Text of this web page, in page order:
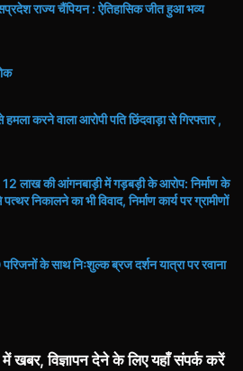
राज्य चैंपियन : ऐतिहासिक जीत हुआ भव्य
करने वाला आरोपी पति छिंदवाड़ा से गिरफ्तार ,
लाख की आंगनबाड़ी में गड़बड़ी के आरोप: निर्माण के
निकालने का भी विवाद, निर्माण कार्य पर ग्रामीणों
के साथ निःशुल्क ब्रज दर्शन यात्रा पर रवाना
खबर, विज्ञापन देने के लिए यहाँ संपर्क करें